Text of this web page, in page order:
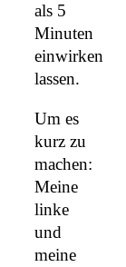
als 5
Minuten
einwirken
lassen.
Um es
kurz zu
machen:
Meine
linke
und
meine